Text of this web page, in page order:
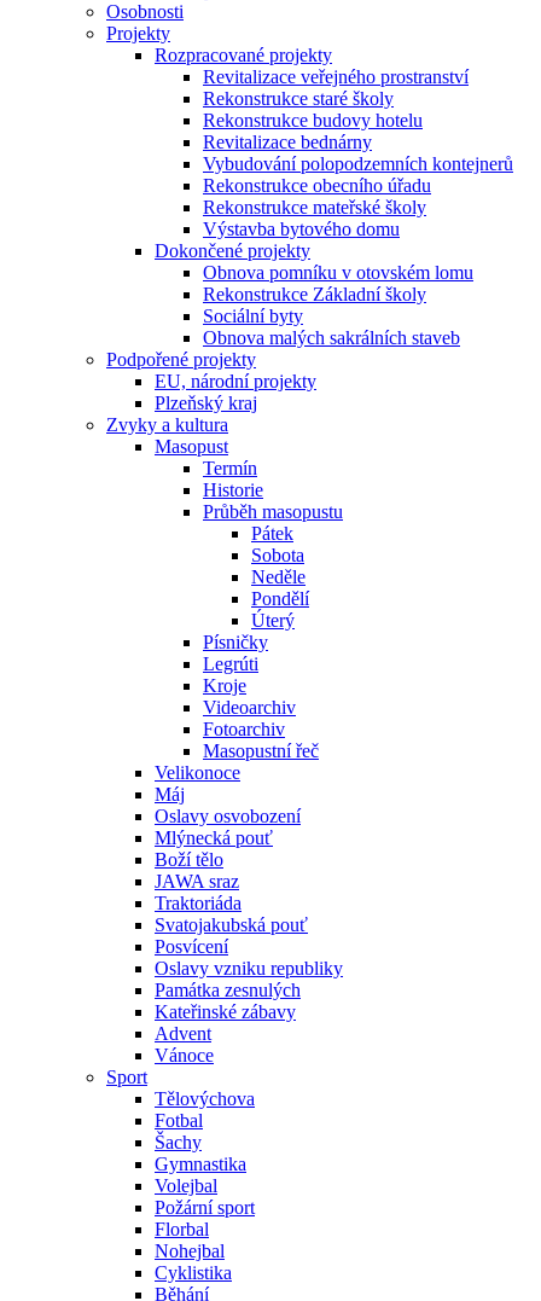
Osobnosti
Projekty
Rozpracované projekty
Revitalizace veřejného prostranství
Rekonstrukce staré školy
Rekonstrukce budovy hotelu
Revitalizace bednárny
Vybudování polopodzemních kontejnerů
Rekonstrukce obecního úřadu
Rekonstrukce mateřské školy
Výstavba bytového domu
Dokončené projekty
Obnova pomníku v otovském lomu
Rekonstrukce Základní školy
Sociální byty
Obnova malých sakrálních staveb
Podpořené projekty
EU, národní projekty
Plzeňský kraj
Zvyky a kultura
Masopust
Termín
Historie
Průběh masopustu
Pátek
Sobota
Neděle
Pondělí
Úterý
Písničky
Legrúti
Kroje
Videoarchiv
Fotoarchiv
Masopustní řeč
Velikonoce
Máj
Oslavy osvobození
Mlýnecká pouť
Boží tělo
JAWA sraz
Traktoriáda
Svatojakubská pouť
Posvícení
Oslavy vzniku republiky
Památka zesnulých
Kateřinské zábavy
Advent
Vánoce
Sport
Tělovýchova
Fotbal
Šachy
Gymnastika
Volejbal
Požární sport
Florbal
Nohejbal
Cyklistika
Běhání